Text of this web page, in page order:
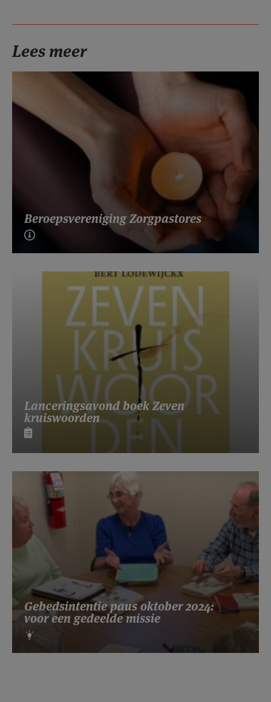
Lees meer
Beroepsvereniging Zorgpastores
Lanceringsavond boek Zeven
kruiswoorden
Gebedsintentie paus oktober 2024:
voor een gedeelde missie